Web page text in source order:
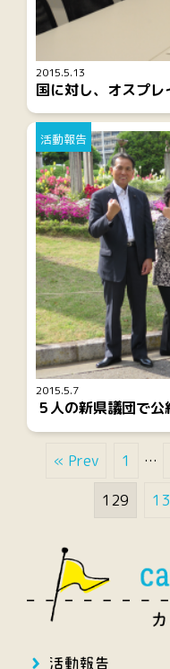
2015.5.13
国に対し、オスプ
2015.5.7
活動報告
５人の新県議団で
« Prev 1 …
129